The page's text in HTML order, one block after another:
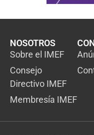
NOSOTROS
Sobre el IMEF
Consejo
Directivo IMEF
Membresía IMEF